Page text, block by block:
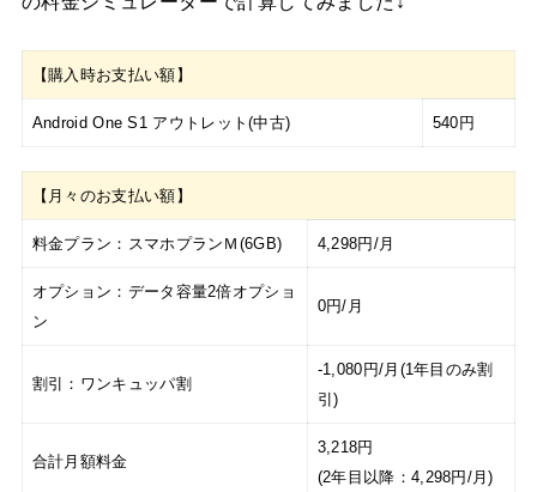
【購入時お支払い額】
Android One S1 アウトレット(中古) 540円
【月々のお支払い額】
料金プラン：スマホプランＭ(6GB) 4,298円/月
オプション：データ容量2倍オプショ
ン
0円/月
割引：ワンキュッパ割
-1,080円/月(1年目のみ割
引)
合計月額料金
3,218円
(2年目以降：4,298円/月)